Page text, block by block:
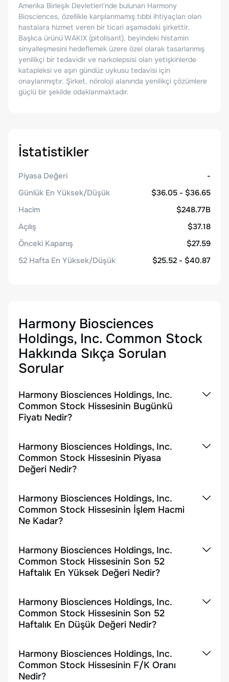
Amerika Birleşik Devletleri'nde bulunan Harmony
Biosciences, özellikle karşılanmamış tıbbi ihtiyaçları olan
hastalara hizmet veren bir ticari aşamadaki şirkettir.
Başlıca ürünü WAKIX (pitolisant), beyindeki histamin
sinyalleşmesini hedeflemek üzere özel olarak tasarlanmış
yenilikçi bir tedavidir ve narkolepsisi olan yetişkinlerde
katapleksi ve aşırı gündüz uykusu tedavisi için
onaylanmıştır. Şirket, nöroloji alanında yenilikçi çözümlere
güçlü bir şekilde odaklanmaktadır.
İstatistikler
Piyasa Değeri
-
Günlük En Yüksek/Düşük
$36.05 - $36.65
Hacim
$248.77B
Açılış
$37.18
Önceki Kapanış
$27.59
52 Hafta En Yüksek/Düşük
$25.52 - $40.87
Harmony Biosciences
Holdings, Inc. Common Stock
Hakkında Sıkça Sorulan
Sorular
Harmony Biosciences Holdings, Inc.
Common Stock Hissesinin Bugünkü
Fiyatı Nedir?
Harmony Biosciences Holdings, Inc.
Common Stock Hissesinin Piyasa
Değeri Nedir?
Harmony Biosciences Holdings, Inc.
Common Stock Hissesinin İşlem Hacmi
Ne Kadar?
Harmony Biosciences Holdings, Inc.
Common Stock Hissesinin Son 52
Haftalık En Yüksek Değeri Nedir?
Harmony Biosciences Holdings, Inc.
Common Stock Hissesinin Son 52
Haftalık En Düşük Değeri Nedir?
Harmony Biosciences Holdings, Inc.
Common Stock Hissesinin F/K Oranı
Nedir?